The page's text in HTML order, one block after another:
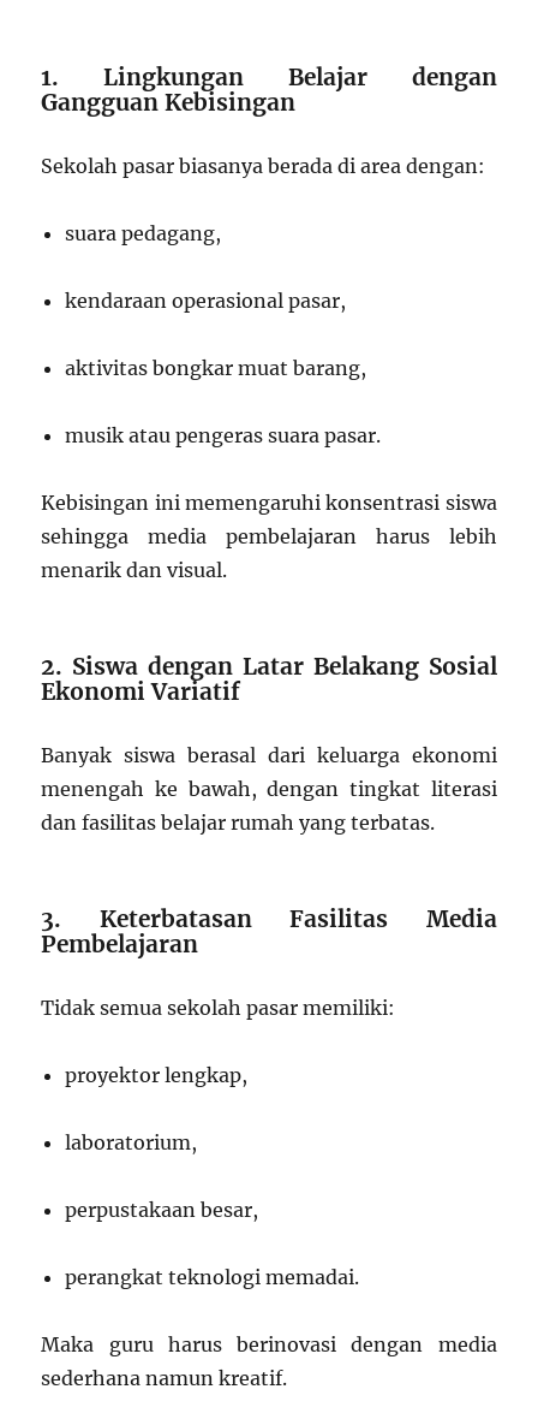
1. Lingkungan Belajar dengan
Gangguan Kebisingan
Sekolah pasar biasanya berada di area dengan:
suara pedagang,
kendaraan operasional pasar,
aktivitas bongkar muat barang,
musik atau pengeras suara pasar.
Kebisingan ini memengaruhi konsentrasi siswa
sehingga media pembelajaran harus lebih
menarik dan visual.
2. Siswa dengan Latar Belakang Sosial
Ekonomi Variatif
Banyak siswa berasal dari keluarga ekonomi
menengah ke bawah, dengan tingkat literasi
dan fasilitas belajar rumah yang terbatas.
3. Keterbatasan Fasilitas Media
Pembelajaran
Tidak semua sekolah pasar memiliki:
proyektor lengkap,
laboratorium,
perpustakaan besar,
perangkat teknologi memadai.
Maka guru harus berinovasi dengan media
sederhana namun kreatif.